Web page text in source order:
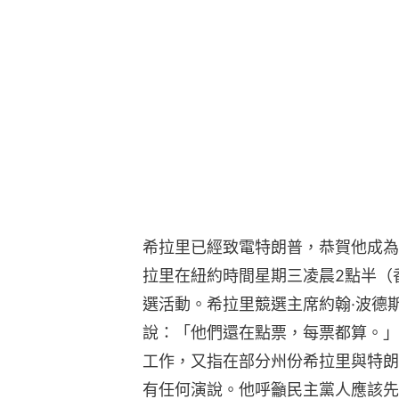
希拉里已經致電特朗普，恭賀他成
拉里在紐約時間星期三凌晨2點半
選活動。希拉里競選主席約翰·波
說：「他們還在點票，每票都算。
工作，又指在部分州份希拉里與特
有任何演說。他呼籲民主黨人應該